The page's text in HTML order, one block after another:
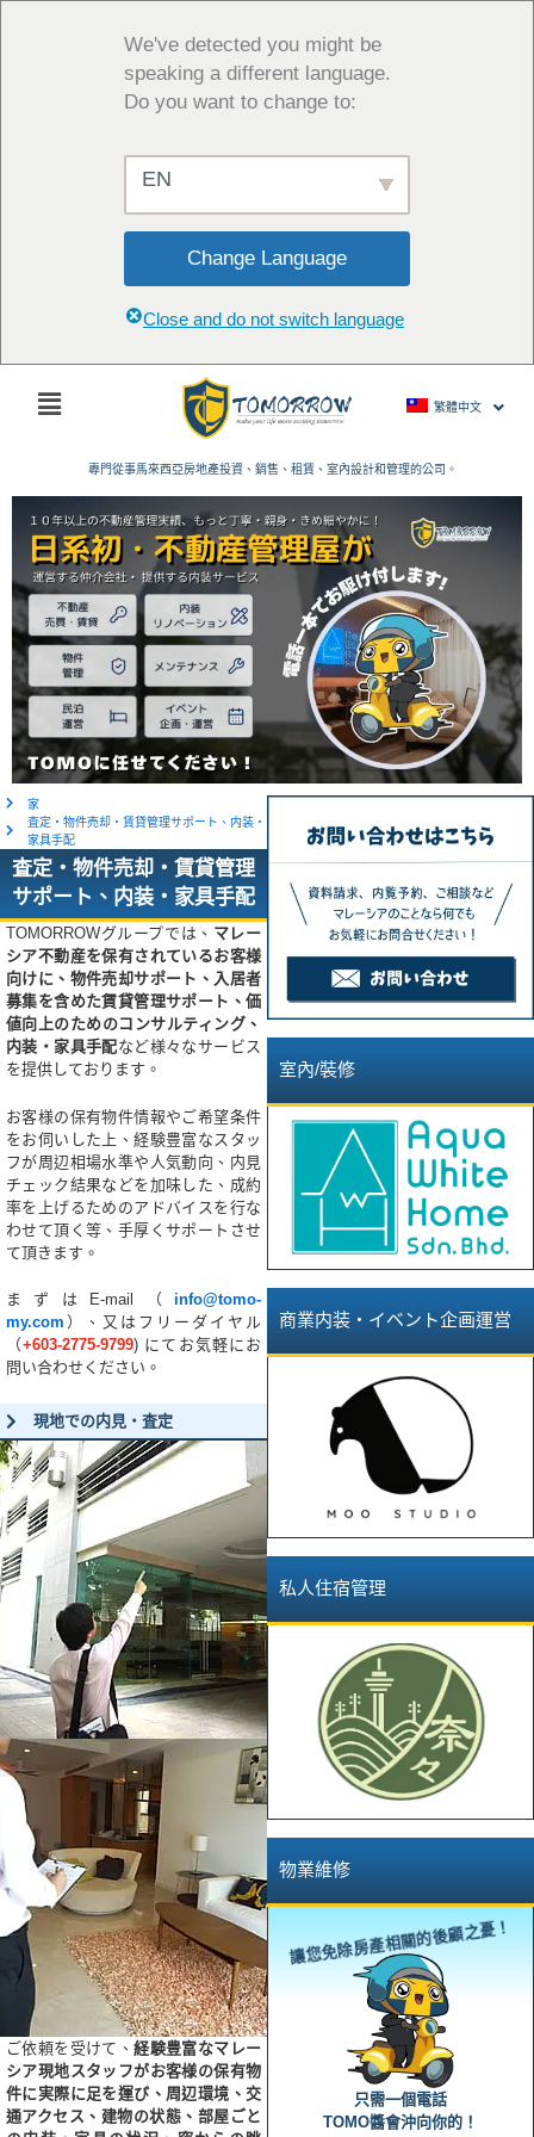
We've detected you might be
speaking a different language.
Do you want to change to:
EN
Change Language
Close and do not switch language
主
繁體中文
專門從事馬來西亞房地產投資、銷售、租賃、室內設計和管理的公司。
室內/裝修
商業内装・イベント企画運営
私人住宿管理
物業維修
讓您免除房產相關的後顧之憂！
只需一個電話
TOMO醬會沖向你的！
家
査定・物件売却・賃貸管理サポート、内装・
家具手配
査定・物件売却・賃貸管理
サポート、内装・家具手配
TOMORROWグループでは、 マレー
シア不動産を保有されているお客様
向けに、物件売却サポート、入居者
募集を含めた賃貸管理サポート、価
値向上のためのコンサルティング、
内装・家具手配など様々なサービス
を提供しております。
お客様の保有物件情報やご希望条件
をお伺いした上、経験豊富なスタッ
フが周辺相場水準や人気動向、内見
チェック結果などを加味した、成約
率を上げるためのアドバイスを行な
わせて頂く等、手厚くサポートさせ
て頂きます。
まずはE-mail（ info@tomo-
my.com ）、又はフリーダイヤル
（+603-2775-9799) にてお気軽にお
問い合わせください。
現地での内見・査定
ご依頼を受けて、経験豊富なマレー
シア現地スタッフがお客様の保有物
件に実際に足を運び、周辺環境、交
通アクセス、建物の状態、部屋ごと